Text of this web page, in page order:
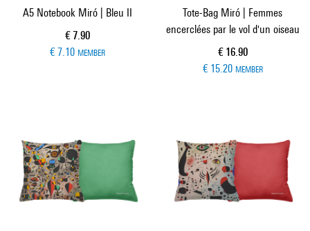
A5 Notebook Miró | Bleu II
Current price
€ 7.90
€ 7.10 MEMBER
Tote-Bag Miró | Femmes
encerclées par le vol d'un oiseau
Current price
€ 16.90
€ 15.20 MEMBER